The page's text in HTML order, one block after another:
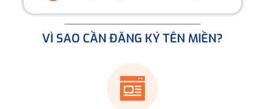
VÌ SAO CẦN ĐĂNG KÝ TÊN MIỀN?